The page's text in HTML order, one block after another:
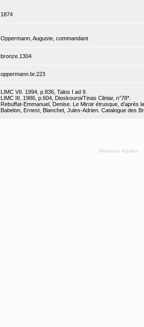
1874
Oppermann, Auguste, commandant
bronze.1304
oppermann.br.223
LIMC VII. 1994, p.836, Talos I ad 9.
LIMC III. 1986, p.604, Dioskouroi/Tinas Cliniar, n°78*.
Rebuffat-Emmanuel, Denise. Le Miroir étrusque,
Babelon, Ernest, Blanchet, Jules-Adrien. Catalogue des
Mentions légales